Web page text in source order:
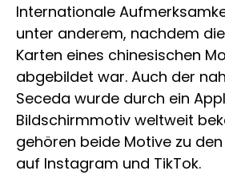
Internationale
unter anderem, nachdem
Karten eines chinesischen
abgebildet war. Auch der
Seceda wurde durch ein
Bildschirmmotiv weltweit
gehören beide Motive zu
auf Instagram und TikTok.